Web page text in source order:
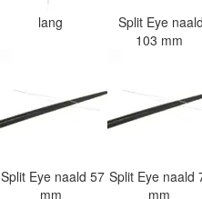
lang
Split Eye
103 mm
Split Eye naald 57
mm
Split Eye naald
mm